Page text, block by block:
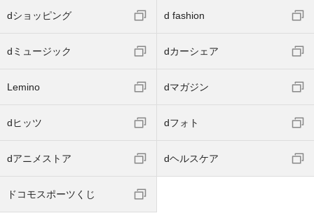
dショッピング d fashion
dミュージック dカーシェア
Lemino dマガジン
dヒッツ dフォト
dアニメストア dヘルスケア
ドコモスポーツくじ